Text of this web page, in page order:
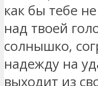
как бы тебе
над твоей
солнышко,
надежду на
выходит из